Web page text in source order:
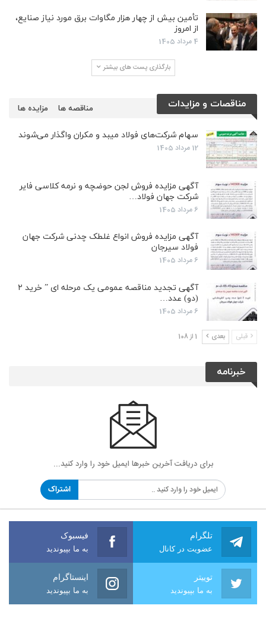
تأمین بیش از چهار هزار مگاوات برق مورد نیاز صنایع،
از امروز
4 مرداد 1405
بارگذاری پست های بیشتر
مناقصات و مزایدات مزایده ها مناقصه ها
سهام شرکت‌های فولاد میبد و مکران واگذار می‌شوند
12 مرداد 1405
آگهی مزایده فروش لجن حوضچه و نرمه کلاسی فایر
شرکت جهان فولاد…
6 مرداد 1405
آگهی مزایده فروش انواع غلطک چدنی شرکت جهان
فولاد سیرجان
6 مرداد 1405
آگهی تجدید مناقصه عمومی یک مرحله ای ” خرید ۲
(دو) عدد…
6 مرداد 1405
قبلی بعدی 1 از 108
خبرنامه
برای دریافت آخرین خبرها ایمیل خود را وارد کنید...
اشتراک
تلگرام
عضویت در کانال
فیسبوک
به ما بپیوندید
توییتر
به ما بپیوندید
اینستاگرام
به ما بپیوندید